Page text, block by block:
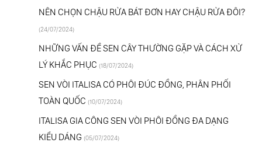
NÊN CHỌN CHẬU RỬA BÁT ĐƠN HAY CHẬU RỬA ĐÔI?
(24/07/2024)
NHỮNG VẤN ĐỀ SEN CÂY THƯỜNG GẶP VÀ CÁCH XỬ
LÝ KHẮC PHỤC (18/07/2024)
SEN VÒI ITALISA CÓ PHÔI ĐÚC ĐỒNG, PHÂN PHỐI
TOÀN QUỐC (10/07/2024)
ITALISA GIA CÔNG SEN VÒI PHÔI ĐỒNG ĐA DẠNG
KIỂU DÁNG (05/07/2024)